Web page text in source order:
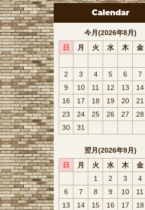
Calendar
今月(2026年8月)
日
月 火 水 木 金
2
3 4 5 6 7
9
10 11 12 13 14
16
17 18 19 20 21
23
24 25 26 27 28
30
31
翌月(2026年9月)
日
月 火 水 木 金
1
2 3 4
6
7 8 9 10 11
13
14 15 16 17 18